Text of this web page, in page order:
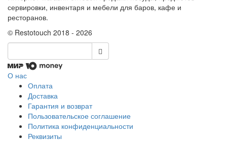
сервировки, инвентаря и мебели для баров, кафе и
ресторанов.
© Restotouch 2018 - 2026
О нас
Оплата
Доставка
Гарантия и возврат
Пользовательское соглашение
Политика конфиденциальности
Реквизиты